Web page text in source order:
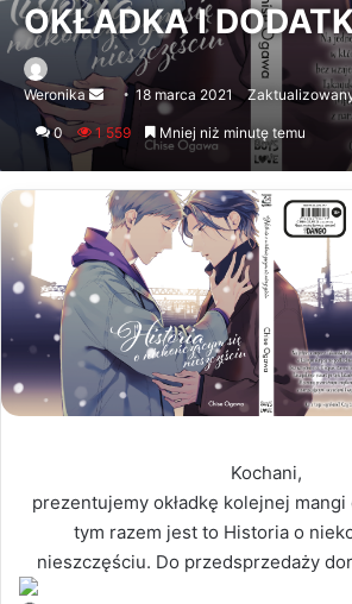
OKŁADKA I
Weronika
Send
an
18 marca 2021
0 1 559 Mniej niż minutę temu
Kochani,
prezentujemy okładkę kolejnej mangi
tym razem jest to Historia o
nieszczęściu. Do przedsprzedaży